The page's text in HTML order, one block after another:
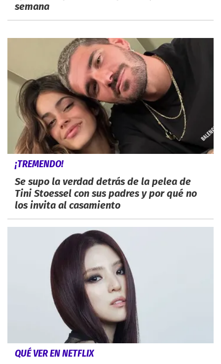
semana
¡TREMENDO!
Se supo la verdad detrás de la pelea de
Tini Stoessel con sus padres y por qué no
los invita al casamiento
QUÉ VER EN NETFLIX